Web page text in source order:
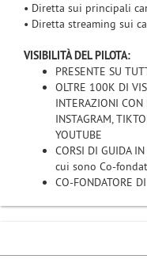
• Diretta sui principali
• Diretta streaming sui
VISIBILITÀ DEL PILOTA:
PRESENTE SU
OLTRE 100K DI
INTERAZIONI CON
INSTAGRAM,
YOUTUBE
CORSI DI GUIDA
cui sono Co-
CO-FONDATORE DI